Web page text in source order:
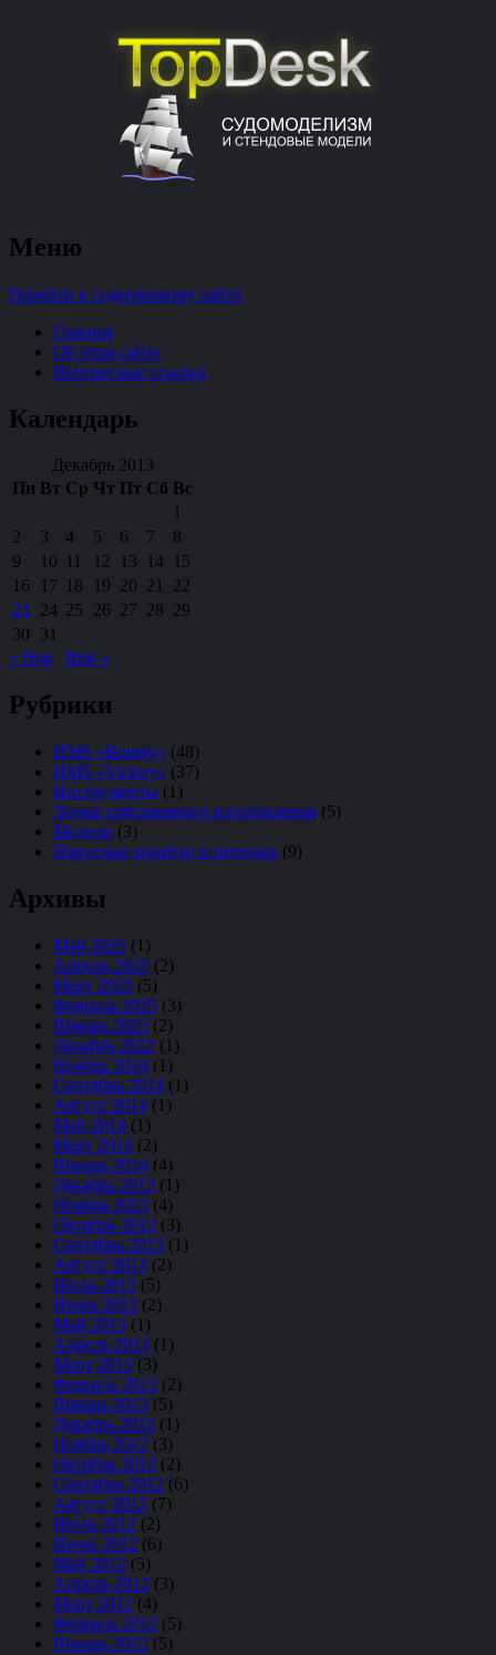
TopDesk
судомоделизм и стендовые модели
Меню
Перейти к содержимому сайта
Главная
Об этом сайте
Интересные ссылки
Календарь
Декабрь 2013
Пн Вт Ср Чт Пт Сб Вс
1
2
3 4 5 6 7
8
9
10 11 12 13 14
15
16
17 18 19 20 21
22
23 24 25 26 27 28 29
30
31
« Ноя
Янв »
Рубрики
HMS «Bounty» (48)
HMS «Victory» (37)
Инструменты (1)
Лодки собственного изготовления (5)
Модели (3)
Парусные корабли и реплики (9)
Архивы
Май 2025 (1)
Апрель 2025 (2)
Март 2025 (5)
Февраль 2025 (3)
Январь 2025 (2)
Декабрь 2022 (1)
Ноябрь 2014 (1)
Сентябрь 2014 (1)
Август 2014 (1)
Май 2014 (1)
Март 2014 (2)
Январь 2014 (4)
Декабрь 2013 (1)
Ноябрь 2013 (4)
Октябрь 2013 (3)
Сентябрь 2013 (1)
Август 2013 (2)
Июль 2013 (5)
Июнь 2013 (2)
Май 2013 (1)
Апрель 2013 (1)
Март 2013 (3)
Февраль 2013 (2)
Январь 2013 (5)
Декабрь 2012 (1)
Ноябрь 2012 (3)
Октябрь 2012 (2)
Сентябрь 2012 (6)
Август 2012 (7)
Июль 2012 (2)
Июнь 2012 (6)
Май 2012 (5)
Апрель 2012 (3)
Март 2012 (4)
Февраль 2012 (5)
Январь 2012 (5)